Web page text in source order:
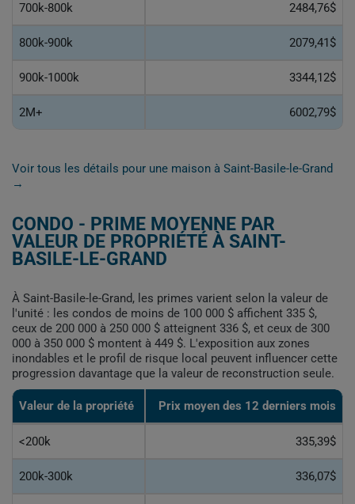
700k-800k 2484,76$
800k-900k 2079,41$
900k-1000k 3344,12$
2M+ 6002,79$
Voir tous les détails pour une maison à Saint-Basile-le-Grand
→
CONDO - PRIME MOYENNE PAR
VALEUR DE PROPRIÉTÉ À SAINT-
BASILE-LE-GRAND
À Saint-Basile-le-Grand, les primes varient selon la valeur de
l'unité : les condos de moins de 100 000 $ affichent 335 $,
ceux de 200 000 à 250 000 $ atteignent 336 $, et ceux de 300
000 à 350 000 $ montent à 449 $. L'exposition aux zones
inondables et le profil de risque local peuvent influencer cette
progression davantage que la valeur de reconstruction seule.
Valeur de la propriété Prix moyen des 12 derniers mois
<200k 335,39$
200k-300k 336,07$